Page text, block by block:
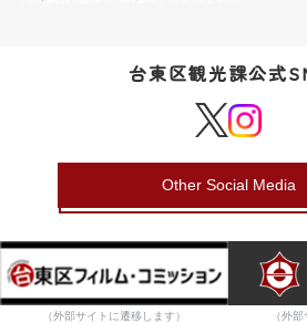
台東区観光課公式
Other Social Media
（外部サイトに遷移します） （外